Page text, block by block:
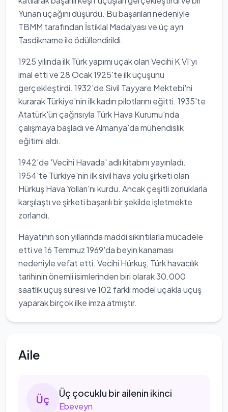
Yunan uçağını düşürdü. Bu başarıları nedeniyle
TBMM tarafından İstiklal Madalyası ve üç ayrı
Tasdikname ile ödüllendirildi.
1925 yılında ilk Türk yapımı uçak olan Vecihi K VI'yı
imal etti ve 28 Ocak 1925'te ilk uçuşunu
gerçekleştirdi. 1932'de Sivil Tayyare Mektebi'ni
kurarak Türkiye'nin ilk kadın pilotlarını eğitti. 1935'te
Atatürk'ün çağrısıyla Türk Hava Kurumu'nda
çalışmaya başladı ve Almanya'da mühendislik
eğitimi aldı.
1942'de 'Vecihi Havada' adlı kitabını yayınladı.
1954'te Türkiye'nin ilk sivil hava yolu şirketi olan
Hürkuş Hava Yolları'nı kurdu. Ancak çeşitli zorluklarla
karşılaştı ve şirketi başarılı bir şekilde işletmekte
zorlandı.
Hayatının son yıllarında maddi sıkıntılarla mücadele
etti ve 16 Temmuz 1969'da beyin kanaması
nedeniyle vefat etti. Vecihi Hürkuş, Türk havacılık
tarihinin önemli isimlerinden biri olarak 30.000
saatlik uçuş süresi ve 102 farklı model uçakla uçuş
yaparak birçok ilke imza atmıştır.
Aile
Üç Üç çocuklu bir ailenin ikinci
Ebeveyn